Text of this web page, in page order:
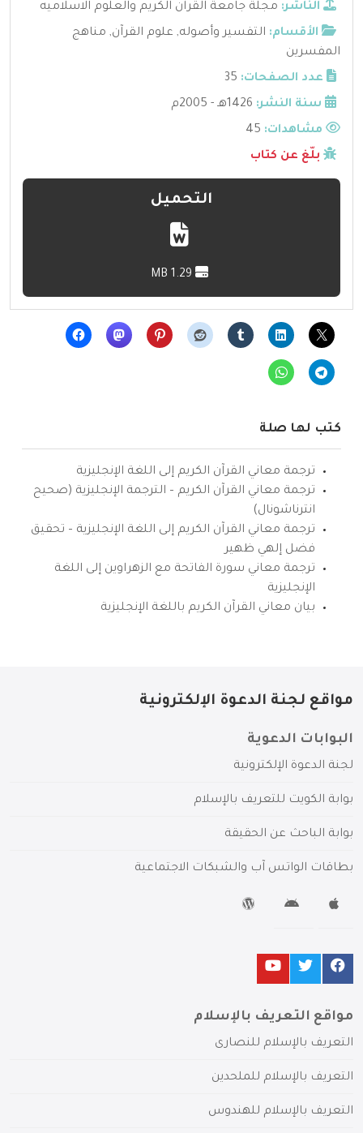
الناشر: مجلة جامعة القرآن الكريم والعلوم الاسلاميه
الأقسام: التفسير وأصوله, علوم القرآن, مناهج
المفسرين
عدد الصفحات: 35
سنة النشر: 1426هـ - 2005م
مشاهدات:
بلّغ عن كتاب
التحميل
كتب لها صلة
ترجمة معاني القرآن الكريم إلى اللغة الإنجليزية
ترجمة معاني القرآن الكريم – الترجمة الإنجليزية (صحيح
انترناشونال)
ترجمة معاني القرآن الكريم إلى اللغة الإنجليزية – تحقيق
فضل إلهي ظهير
ترجمة معاني سورة الفاتحة مع الزهراوين إلى اللغة
الإنجليزية
بيان معاني القرآن الكريم باللغة الإنجليزية
مواقع لجنة الدعوة الإلكترونية
البوابات الدعوية
لجنة الدعوة الإلكترونية
بوابة الكويت للتعريف بالإسلام
بوابة الباحث عن الحقيقة
بطاقات الواتس آب والشبكات الاجتماعية
مواقع التعريف بالإسلام
التعريف بالإسلام للنصارى
التعريف بالإسلام للملحدين
التعريف بالإسلام للهندوس